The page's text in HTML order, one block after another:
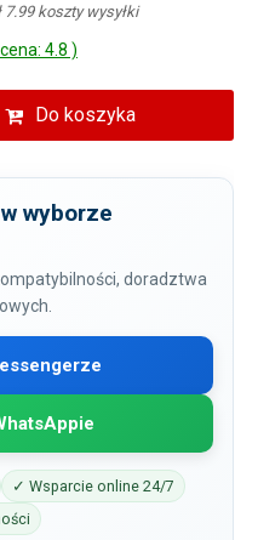
7.99 koszty wysyłki
4.8 )
Do koszyka
wyborze
doradztwa
✓ Wsparcie online 24/7